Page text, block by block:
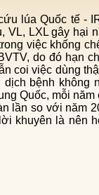
VL, LXL gây hại
việc khống
do đó hạn
coi việc dùng
bệnh
Quốc, mỗi
lần so với năm
khuyên là nên